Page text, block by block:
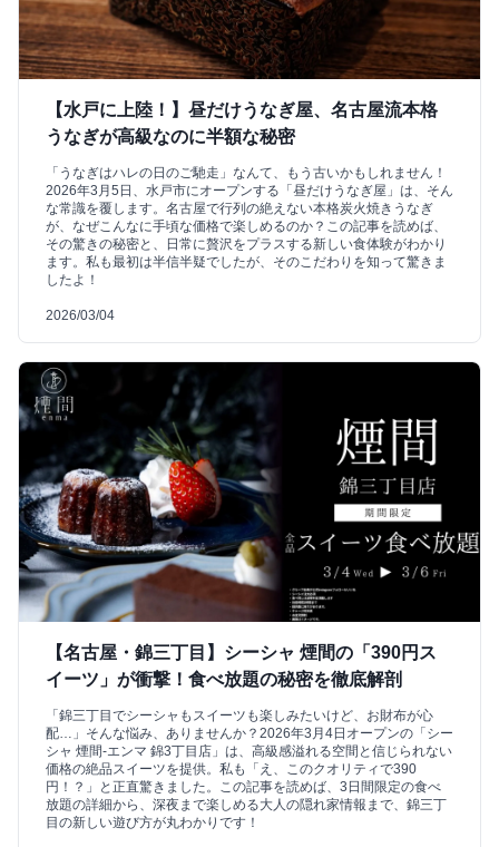
【水戸に上陸！】昼だけうなぎ屋、名古屋流本格
うなぎが高級なのに半額な秘密
「うなぎはハレの日のご馳走」なんて、もう古いかもしれません！
2026年3月5日、水戸市にオープンする「昼だけうなぎ屋」は、そん
な常識を覆します。名古屋で行列の絶えない本格炭火焼きうなぎ
が、なぜこんなに手頃な価格で楽しめるのか？この記事を読めば、
その驚きの秘密と、日常に贅沢をプラスする新しい食体験がわかり
ます。私も最初は半信半疑でしたが、そのこだわりを知って驚きま
したよ！
2026/03/04
【名古屋・錦三丁目】シーシャ 煙間の「390円ス
イーツ」が衝撃！食べ放題の秘密を徹底解剖
「錦三丁目でシーシャもスイーツも楽しみたいけど、お財布が心
配…」そんな悩み、ありませんか？2026年3月4日オープンの「シー
シャ 煙間-エンマ 錦3丁目店」は、高級感溢れる空間と信じられない
価格の絶品スイーツを提供。私も「え、このクオリティで390
円！？」と正直驚きました。この記事を読めば、3日間限定の食べ
放題の詳細から、深夜まで楽しめる大人の隠れ家情報まで、錦三丁
目の新しい遊び方が丸わかりです！